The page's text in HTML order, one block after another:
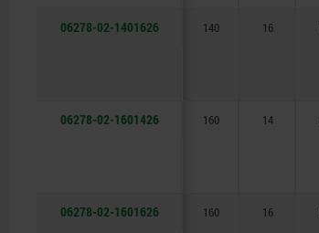
06278-02-1401626 140 16
06278-02-1601426 160 14
06278-02-1601626 160 16